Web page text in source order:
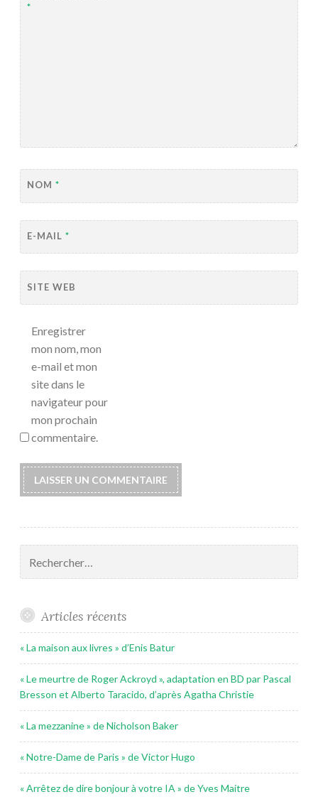
*
NOM *
E-MAIL *
SITE WEB
Enregistrer
mon nom, mon
e-mail et mon
site dans le
navigateur pour
mon prochain
commentaire.
Articles récents
« La maison aux livres » d’Enis Batur
« Le meurtre de Roger Ackroyd », adaptation en BD par Pascal
Bresson et Alberto Taracido, d’après Agatha Christie
« La mezzanine » de Nicholson Baker
« Notre-Dame de Paris » de Victor Hugo
« Arrêtez de dire bonjour à votre IA » de Yves Maitre